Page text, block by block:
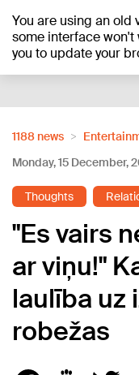
You are using an old
some interface won't
you to update your
+23°C
1188 news
Monday, 15 December,
Thoughts
"Es vairs
ar viņu!"
laulība uz
robežas